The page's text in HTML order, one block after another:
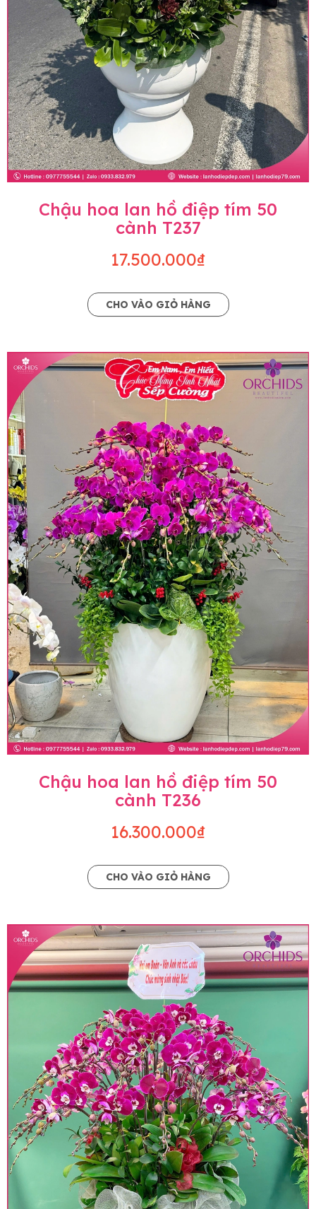
Chậu hoa lan hồ điệp tím 50
cành T237
17.500.000₫
CHO VÀO GIỎ HÀNG
Chậu hoa lan hồ điệp tím 50
cành T236
16.300.000₫
CHO VÀO GIỎ HÀNG